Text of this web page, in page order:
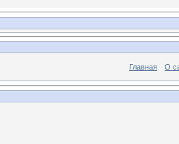
Главная О